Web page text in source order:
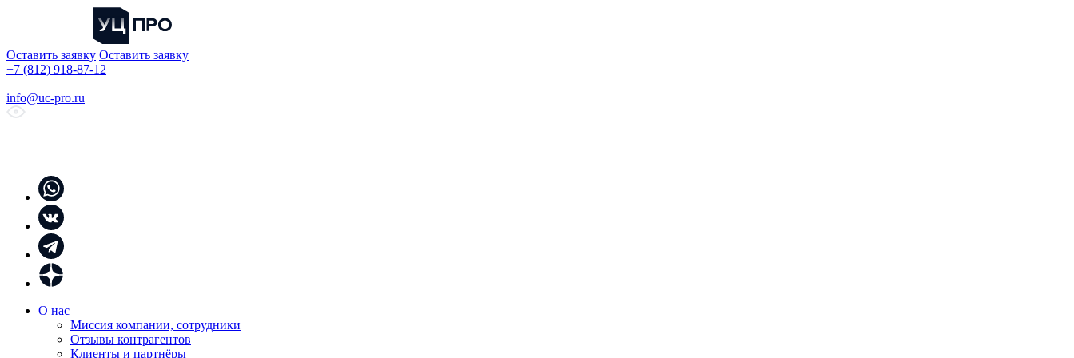
Оставить заявку Оставить заявку
+7 (812) 918-87-12
info@uc-pro.ru
О нас
Миссия компании, сотрудники
Отзывы контрагентов
Клиенты и партнёры